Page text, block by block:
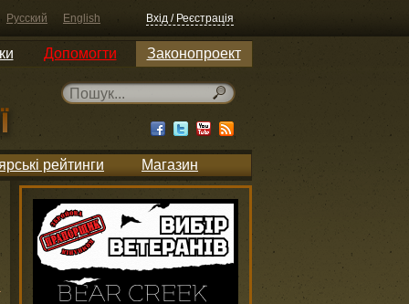
Русский English Вхід / Реєстрація
Допомогти Законопроект
рейтинги Магазин